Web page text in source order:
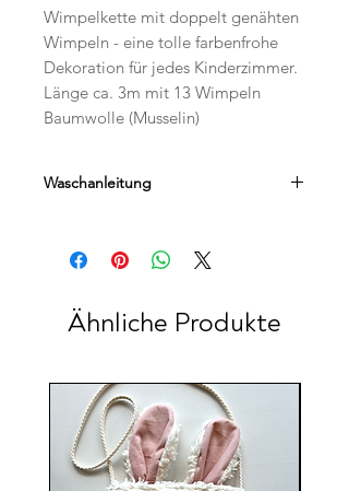
Wimpelkette mit doppelt genähten
Wimpeln - eine tolle farbenfrohe
Dekoration für jedes Kinderzimmer.
Länge ca. 3m mit 13 Wimpeln
Baumwolle (Musselin)
Waschanleitung
Ähnliche Produkte